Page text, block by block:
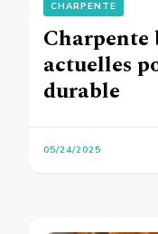
CHARPENTE
Charpente
actuelles
durable
05/24/2025